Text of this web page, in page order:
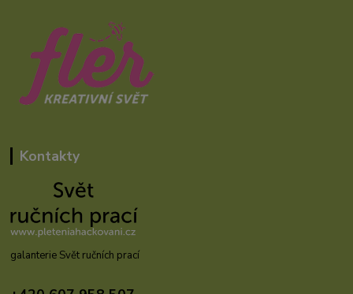
Kontakty
galanterie Svět ručních prací